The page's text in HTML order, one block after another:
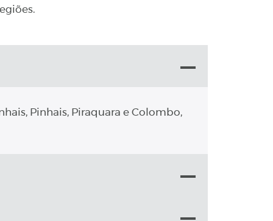
Pinhais, Piraquara e Colombo,